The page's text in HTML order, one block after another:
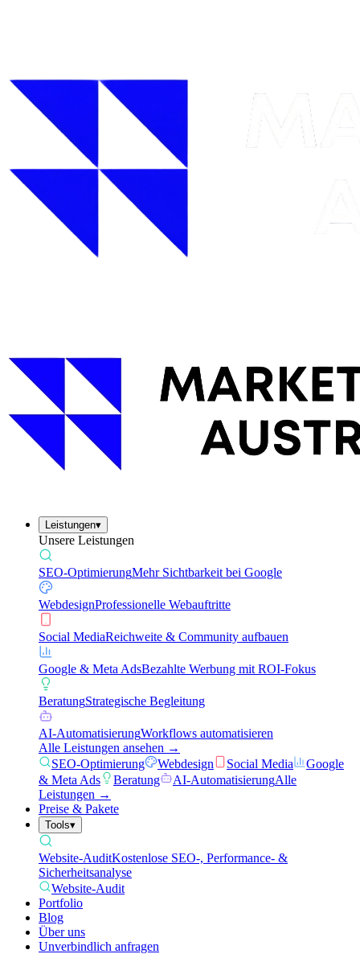
Leistungen▾
Unsere Leistungen
SEO-OptimierungMehr Sichtbarkeit bei Google
WebdesignProfessionelle Webauftritte
Social MediaReichweite & Community aufbauen
Google & Meta AdsBezahlte Werbung mit ROI-Fokus
BeratungStrategische Begleitung
AI-AutomatisierungWorkflows automatisieren
Alle Leistungen ansehen →
SEO-Optimierung
Webdesign Social Media
Google
& Meta Ads
Beratung AI-AutomatisierungAlle
Leistungen →
Preise & Pakete
Tools▾
Website-AuditKostenlose SEO-, Performance- &
Sicherheitsanalyse
Website-Audit
Portfolio
Blog
Über uns
Unverbindlich anfragen